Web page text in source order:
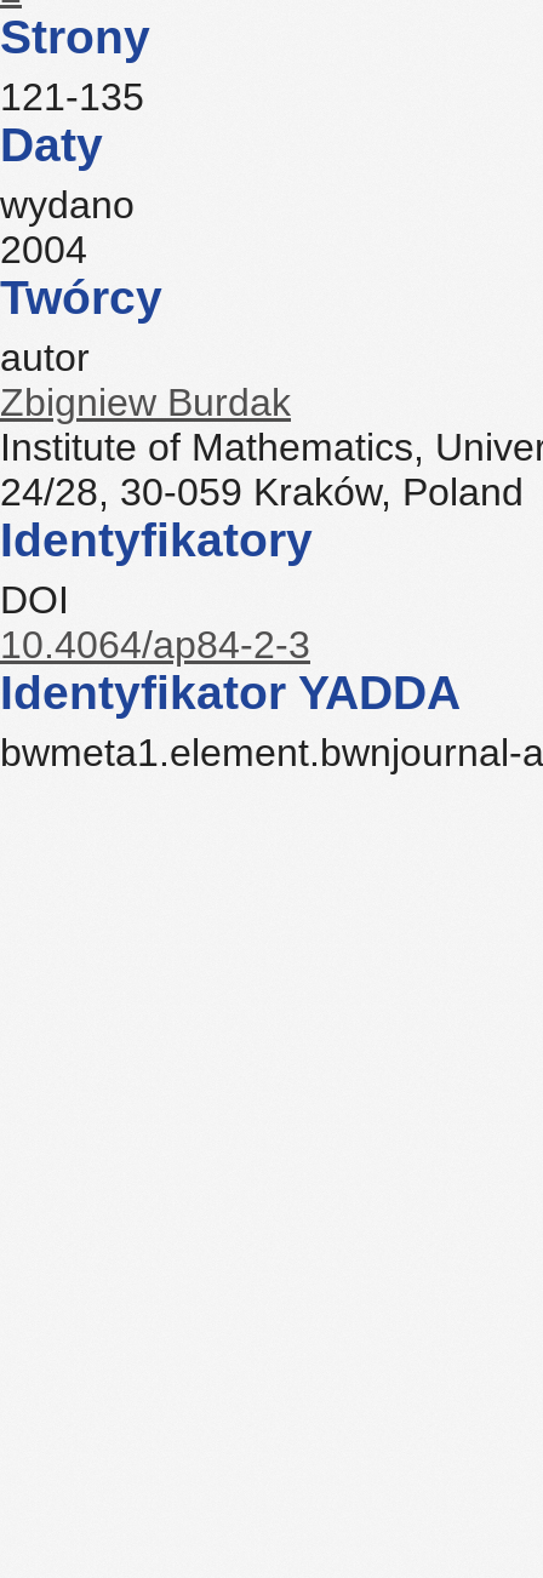
Strony
121-135
Daty
wydano
2004
Twórcy
autor
Zbigniew Burdak
Institute of Mathematics,
24/28, 30-059 Kraków, Poland
Identyfikatory
DOI
10.4064/ap84-2-3
Identyfikator YADDA